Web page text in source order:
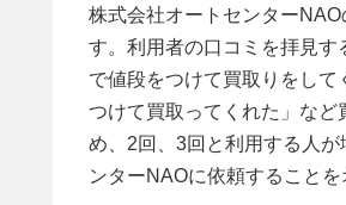
株式会社オートセンター
す。利用者の口コミを拝見
で値段をつけて買取りをし
つけて買取ってくれた」な
め、2回、3回と利用する人
ンターNAOに依頼することを